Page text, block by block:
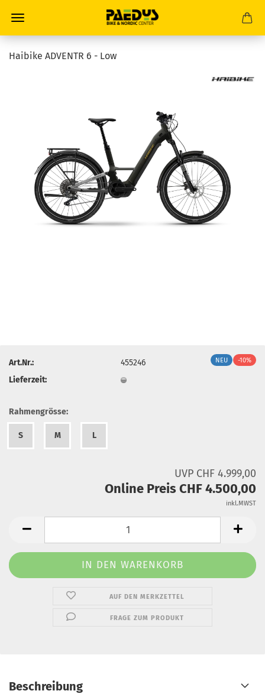
Haibike ADVENTR 6 - Low
NEU -10%
Art.Nr.:
455246
Lieferzeit:
Rahmengrösse:
S M L
UVP CHF 4.999,00
Online Preis CHF 4.500,00
inkl.MWST
AUF DEN MERKZETTEL
FRAGE ZUM PRODUKT
Beschreibung